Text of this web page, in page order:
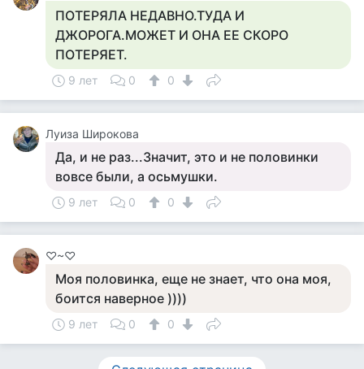
ПОТЕРЯЛА НЕДАВНО.ТУДА И
ДЖОРОГА.МОЖЕТ И ОНА ЕЕ СКОРО
ПОТЕРЯЕТ.
9 лет 0 0
Луиза Широкова
Да, и не раз...Значит, это и не половинки
вовсе были, а осьмушки.
9 лет 0 0
♡~♡
Моя половинка, еще не знает, что она моя,
боится наверное ))))
9 лет 0 0